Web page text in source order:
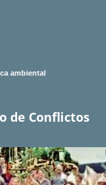
ambiental
de Conflictos